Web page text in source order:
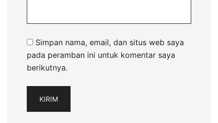
Simpan nama, email, dan situs web saya
pada peramban ini untuk komentar saya
berikutnya.